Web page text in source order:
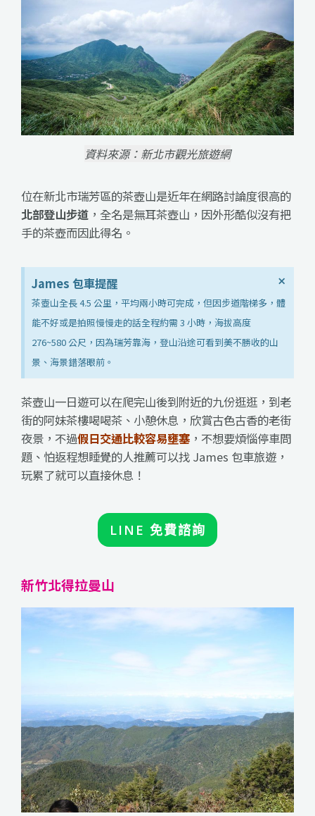
資料來源：新北市觀光旅遊網
位在新北市瑞芳區的茶壺山是近年在網路討論度很高的
北部登山步道 ，全名是無耳茶壺山，因外形酷似沒有把
手的茶壺而因此得名。
James 包車提醒
茶壺山全長 4.5 公里，平均兩小時可完成，但因步道階梯多，體
能不好或是拍照慢慢走的話全程約需 3 小時，海拔高度
276~580 公尺，因為瑞芳靠海，登山沿途可看到美不勝收的山
景、海景錯落眼前。
×
茶壺山一日遊可以在爬完山後到附近的九份逛逛，到老
街的阿妹茶樓喝喝茶、小憩休息，欣賞古色古香的老街
夜景，不過假日交通比較容易壅塞 ，不想要煩惱停車問
題、怕返程想睡覺的人推薦可以找 James 包車旅遊，
玩累了就可以直接休息！
LINE 免費諮詢
新竹北得拉曼山